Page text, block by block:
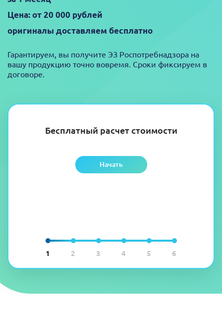
1 2 3 4 5 6
Бесплатный расчет стоимости
Начать
Цена: от 20 000 рублей
оригиналы доставляем бесплатно
Гарантируем, вы получите ЭЗ Роспотребнадзора на
вашу продукцию точно вовремя. Сроки фиксируем в
договоре.